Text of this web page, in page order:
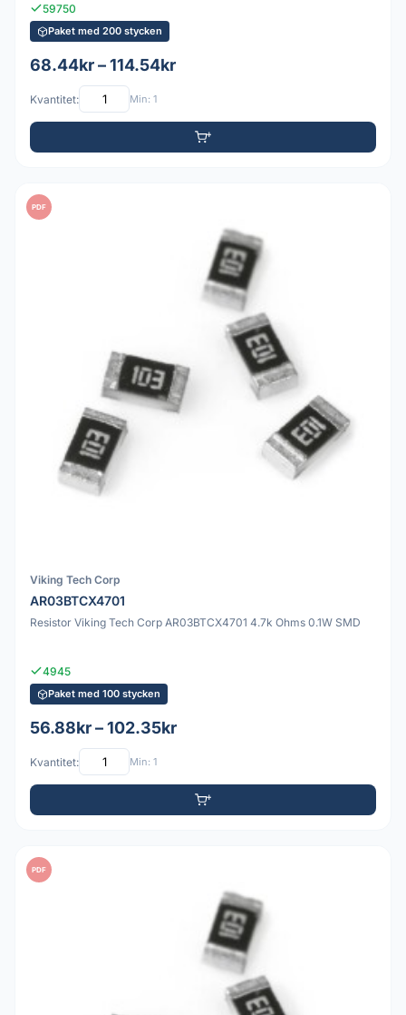
59750
Paket med 200 stycken
68.44kr – 114.54kr
Kvantitet: Min: 1
PDF
Viking Tech Corp
AR03BTCX4701
Resistor Viking Tech Corp AR03BTCX4701 4.7k Ohms 0.1W SMD
4945
Paket med 100 stycken
56.88kr – 102.35kr
Kvantitet: Min: 1
PDF